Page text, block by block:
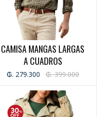
CAMISA MANGAS LARGAS
A CUADROS
₲. 279.300 ₲. 399.000